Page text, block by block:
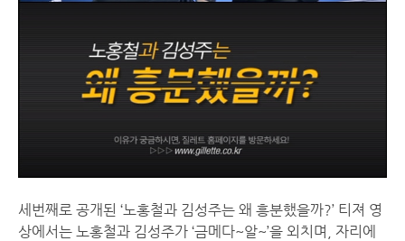
세번째로 공개된 ‘노홍철과 김성주는 왜 흥분했을까?’ 티져 영
상에서는 노홍철과 김성주가 ‘금메다~알~’을 외치며, 자리에